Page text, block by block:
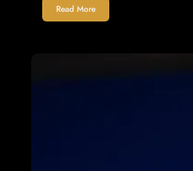
Read More